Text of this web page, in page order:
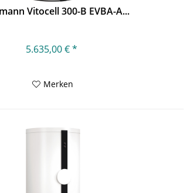
Vitocell 300-B EVBA-A...
5.635,00 € *
Merken